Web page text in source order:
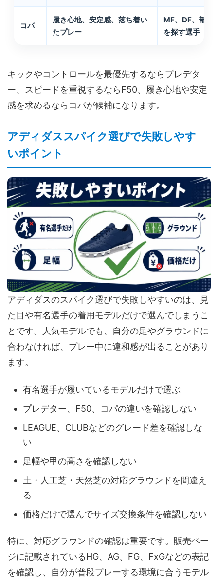
コパ
履き心地、安定感、落ち着い
たプレー
MF、DF、部活
を探す選手
キックやコントロールを最優先するならプレデタ
ー、スピードを重視するならF50、履き心地や安定
感を求めるならコパが候補になります。
アディダススパイク選びで失敗しやす
いポイント
アディダスのスパイク選びで失敗しやすいのは、見
た目や有名選手の着用モデルだけで選んでしまうこ
とです。人気モデルでも、自分の足やグラウンドに
合わなければ、プレー中に違和感が出ることがあり
ます。
有名選手が履いているモデルだけで選ぶ
プレデター、F50、コパの違いを確認しない
LEAGUE、CLUBなどのグレード差を確認しな
い
足幅や甲の高さを確認しない
土・人工芝・天然芝の対応グラウンドを間違え
る
価格だけで選んでサイズ交換条件を確認しない
特に、対応グラウンドの確認は重要です。販売ペー
ジに記載されているHG、AG、FG、FxGなどの表記
を確認し、自分が普段プレーする環境に合うモデル